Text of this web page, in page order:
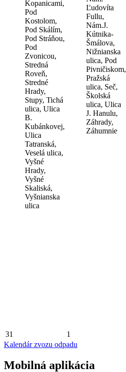
Kopanicami,
Pod
Kostolom,
Pod Skálím,
Pod Stráňou,
Pod
Zvonicou,
Stredná
Roveň,
Stredné
Hrady,
Stupy, Tichá
ulica, Ulica
B.
Kubánkovej,
Ulica
Tatranská,
Veselá ulica,
Vyšné
Hrady,
Vyšné
Skaliská,
Vyšnianska
ulica
Ľudovíta
Fullu,
Nám.J.
Kútnika-
Šmálova,
Nižnianska
ulica, Pod
Pivničiskom,
Pražská
ulica, Seč,
Školská
ulica, Ulica
J. Hanulu,
Záhrady,
Záhumnie
31 1
Kalendár zvozu odpadu
Mobilná aplikácia